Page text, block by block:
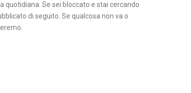
quotidiana. Se sei bloccato e stai cercando
di seguito. Se qualcosa non va o